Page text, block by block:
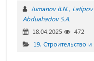
Jumanov B.N. Latipov
Abduahadov S.A.
18.04.2025
472
19. Строительство и